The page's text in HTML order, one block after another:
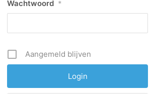
Wachtwoord *
Aangemeld blijven